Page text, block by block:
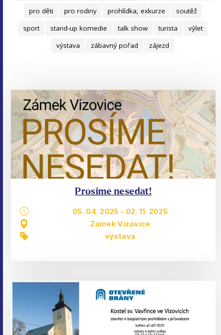
pro děti
pro rodiny prohlídka, exkurze
soutěž
sport
stand-up komedie talk show turista
výlet
výstava
zábavný pořad zájezd
Prosíme nesedat!
05. 04. 2025 - 02. 11. 2025
Zámek Vizovice
výstava